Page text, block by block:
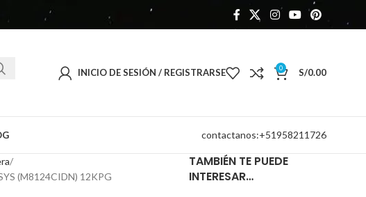
INICIO DE SESIÓN / REGISTRARSE 0 S/0.00
contactanos:+51958211726
(M8124CIDN) 12KPG
TAMBIÉN TE PUEDE
INTERESAR…